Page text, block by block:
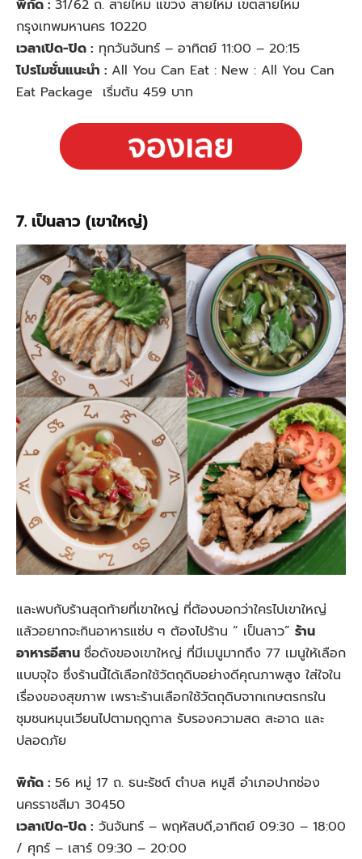
พิกัด : 31/62 ถ. สายไหม แขวง สายไหม เขตสายไหม
กรุงเทพมหานคร 10220
เวลาเปิด-ปิด : ทุกวันจันทร์ – อาทิตย์ 11:00 – 20:15
โปรโมชั่นแนะนำ : All You Can Eat : New : All You Can
Eat Package เริ่มต้น 459 บาท
7. เป็นลาว (เขาใหญ่)
และพบกับร้านสุดท้ายที่เขาใหญ่ ที่ต้องบอกว่าใครไปเขาใหญ่
แล้วอยากจะกินอาหารแซ่บ ๆ ต้องไปร้าน “ เป็นลาว” ร้าน
อาหารอีสาน ชื่อดังของเขาใหญ่ ที่มีเมนูมากถึง 77 เมนูให้เลือก
แบบจุใจ ซึ่งร้านนี้ได้เลือกใช้วัตถุดิบอย่างดีคุณภาพสูง ใส่ใจใน
เรื่องของสุขภาพ เพราะร้านเลือกใช้วัตถุดิบจากเกษตรกรใน
ชุมชนหมุนเวียนไปตามฤดูกาล รับรองความสด สะอาด และ
ปลอดภัย
พิกัด : 56 หมู่ 17 ถ. ธนะรัชต์ ตำบล หมูสี อำเภอปากช่อง
นครราชสีมา 30450
เวลาเปิด-ปิด : วันจันทร์ – พฤหัสบดี,อาทิตย์ 09:30 – 18:00
/ ศุกร์ – เสาร์ 09:30 – 20:00